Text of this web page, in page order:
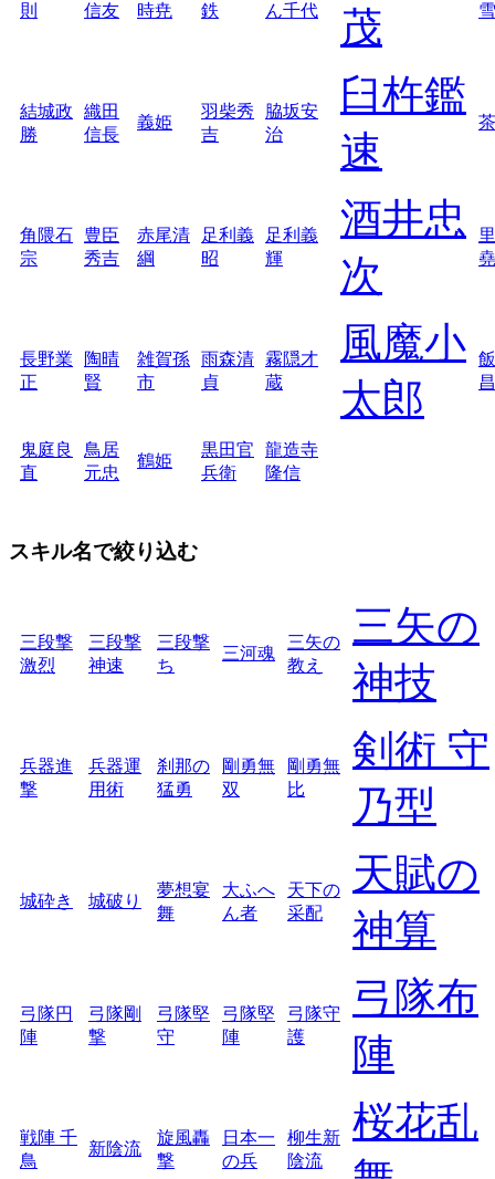
則
信友
時尭
鉄
ん千代
茂
雪
結城政
勝
織田
信長
義姫
羽柴秀
吉
脇坂安
治
臼杵鑑
速
角隈石
宗
豊臣
秀吉
赤尾清
綱
足利義
昭
足利義
輝
酒井忠
次
堯
長野業
正
陶晴
賢
雑賀孫
市
雨森清
貞
霧隠才
蔵
風魔小
太郎
昌
鬼庭良
直
鳥居
元忠
鶴姫
黒田官
兵衛
龍造寺
隆信
スキル名で絞り込む
三段撃
激烈
三段撃
神速
三段撃
ち
三河魂
三矢の
教え
三矢の
神技
兵器進
撃
兵器運
用術
刹那の
猛勇
剛勇無
双
剛勇無
比
剣術 守
乃型
城砕き 城破り
夢想宴
舞
大ふへ
ん者
天下の
采配
天賦の
神算
弓隊円
陣
弓隊剛
撃
弓隊堅
守
弓隊堅
陣
弓隊守
護
弓隊布
陣
戦陣 千
鳥
新陰流
旋風轟
撃
日本一
の兵
柳生新
陰流
桜花乱